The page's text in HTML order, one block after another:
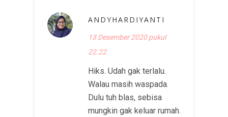
ANDYHARDIYANTI
13 Desember 2020 pukul
22.22
Hiks. Udah gak terlalu.
Walau masih waspada.
Dulu tuh blas, sebisa
mungkin gak keluar rumah.